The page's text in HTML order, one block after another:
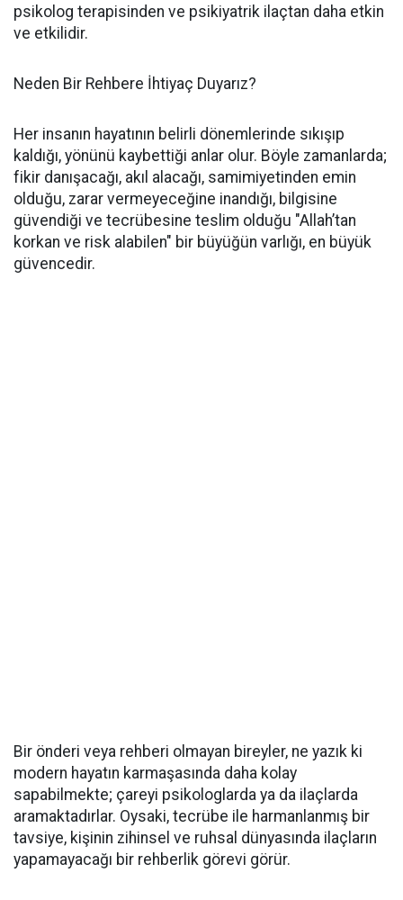
psikolog terapisinden ve psikiyatrik ilaçtan daha etkin
ve etkilidir.
Neden Bir Rehbere İhtiyaç Duyarız?
Her insanın hayatının belirli dönemlerinde sıkışıp
kaldığı, yönünü kaybettiği anlar olur. Böyle zamanlarda;
fikir danışacağı, akıl alacağı, samimiyetinden emin
olduğu, zarar vermeyeceğine inandığı, bilgisine
güvendiği ve tecrübesine teslim olduğu "Allah’tan
korkan ve risk alabilen" bir büyüğün varlığı, en büyük
güvencedir.
Bir önderi veya rehberi olmayan bireyler, ne yazık ki
modern hayatın karmaşasında daha kolay
sapabilmekte; çareyi psikologlarda ya da ilaçlarda
aramaktadırlar. Oysaki, tecrübe ile harmanlanmış bir
tavsiye, kişinin zihinsel ve ruhsal dünyasında ilaçların
yapamayacağı bir rehberlik görevi görür.